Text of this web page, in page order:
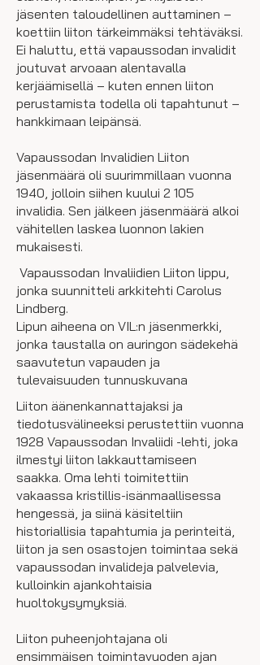
jäsenten taloudellinen auttaminen –
koettiin liiton tärkeimmäksi tehtäväksi.
Ei haluttu, että vapaussodan invalidit
joutuvat arvoaan alentavalla
kerjäämisellä – kuten ennen liiton
perustamista todella oli tapahtunut –
hankkimaan leipänsä.
Vapaussodan Invalidien Liiton
jäsenmäärä oli suurimmillaan vuonna
1940, jolloin siihen kuului 2 105
invalidia. Sen jälkeen jäsenmäärä alkoi
vähitellen laskea luonnon lakien
mukaisesti.
Vapaussodan Invaliidien Liiton lippu,
jonka suunnitteli arkkitehti Carolus
Lindberg.
Lipun aiheena on VIL:n jäsenmerkki,
jonka taustalla on auringon sädekehä
saavutetun vapauden ja
tulevaisuuden tunnuskuvana
Liiton äänenkannattajaksi ja
tiedotusvälineeksi perustettiin vuonna
1928 Vapaussodan Invaliidi -lehti, joka
ilmestyi liiton lakkauttamiseen
saakka. Oma lehti toimitettiin
vakaassa kristillis-isänmaallisessa
hengessä, ja siinä käsiteltiin
historiallisia tapahtumia ja perinteitä,
liiton ja sen osastojen toimintaa sekä
vapaussodan invalideja palvelevia,
kulloinkin ajankohtaisia
huoltokysymyksiä.
Liiton puheenjohtajana oli
ensimmäisen toimintavuoden ajan